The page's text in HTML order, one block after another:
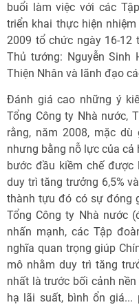
buổi làm việc với các
triển khai thực hiện
2009 tổ chức ngày 16-12
Thủ tướng: Nguyễn Sinh
Thiện Nhân và lãnh đạo
Đánh giá cao những ý
Tổng Công ty Nhà nước,
rằng, năm 2008, mặc
nhưng bằng nỗ lực của
bước đầu kiềm chế
duy trì tăng trưởng 6,5%
thành tựu đó có sự đóng
Tổng Công ty Nhà nước
nhấn mạnh, các Tập
nghĩa quan trọng giúp
mô nhằm duy trì tăng
nhất là trước bối cảnh
hạ lãi suất, bình ổn giá...